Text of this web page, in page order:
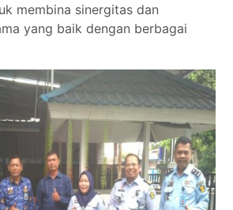
membina sinergitas dan
yang baik dengan berbagai